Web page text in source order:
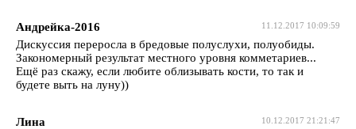
11.12.2017 10:09:59
Андрейка-2016
Дискуссия переросла в бредовые полуслухи, полуобиды.
Закономерный результат местного уровня комметариев...
Ещё раз скажу, если любите облизывать кости, то так и
будете выть на луну))
10.12.2017 21:21:47
Лина